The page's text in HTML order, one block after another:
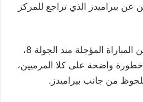
عن بيراميدز الذي تراجع للمركز
انتهى الشوط الأول من المباراة المؤجلة منذ الجولة 8،
خطورة واضحة على كلا المرميين،
من جانب بيراميدز.